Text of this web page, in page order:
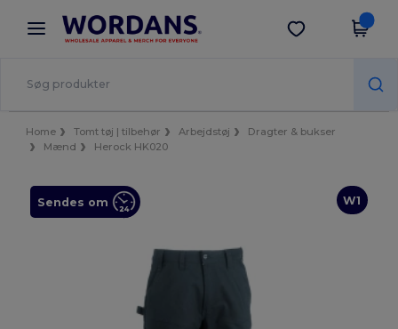
× Wordans-app
Bedre priser i appen!
Hent app
Home Tomt tøj | tilbehør Arbejdstøj
Dragter & bukser
Mænd
Herock HK020
W1
Sendes om